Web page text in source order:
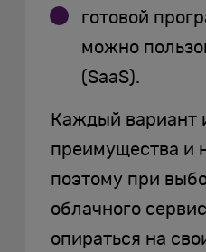
готовой
можно
(SaaS).
Каждый вариант
преимущества и
поэтому при
облачного
опираться на